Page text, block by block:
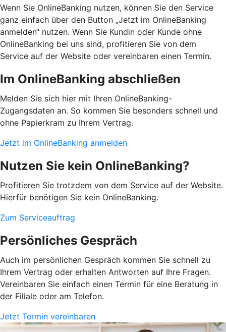
Wenn Sie OnlineBanking nutzen, können Sie den Service
ganz einfach über den Button „Jetzt im OnlineBanking
anmelden“ nutzen. Wenn Sie Kundin oder Kunde ohne
OnlineBanking bei uns sind, profitieren Sie von dem
Service auf der Website oder vereinbaren einen Termin.
Im OnlineBanking abschließen
Melden Sie sich hier mit Ihren OnlineBanking-
Zugangsdaten an. So kommen Sie besonders schnell und
ohne Papierkram zu Ihrem Vertrag.
Jetzt im OnlineBanking anmelden
Nutzen Sie kein OnlineBanking?
Profitieren Sie trotzdem von dem Service auf der Website.
Hierfür benötigen Sie kein OnlineBanking.
Zum Serviceauftrag
Persönliches Gespräch
Auch im persönlichen Gespräch kommen Sie schnell zu
Ihrem Vertrag oder erhalten Antworten auf Ihre Fragen.
Vereinbaren Sie einfach einen Termin für eine Beratung in
der Filiale oder am Telefon.
Jetzt Termin vereinbaren